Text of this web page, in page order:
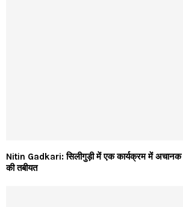
Nitin Gadkari: सिलीगुड़ी में एक कार्यक्रम में अचानक
की तबीयत